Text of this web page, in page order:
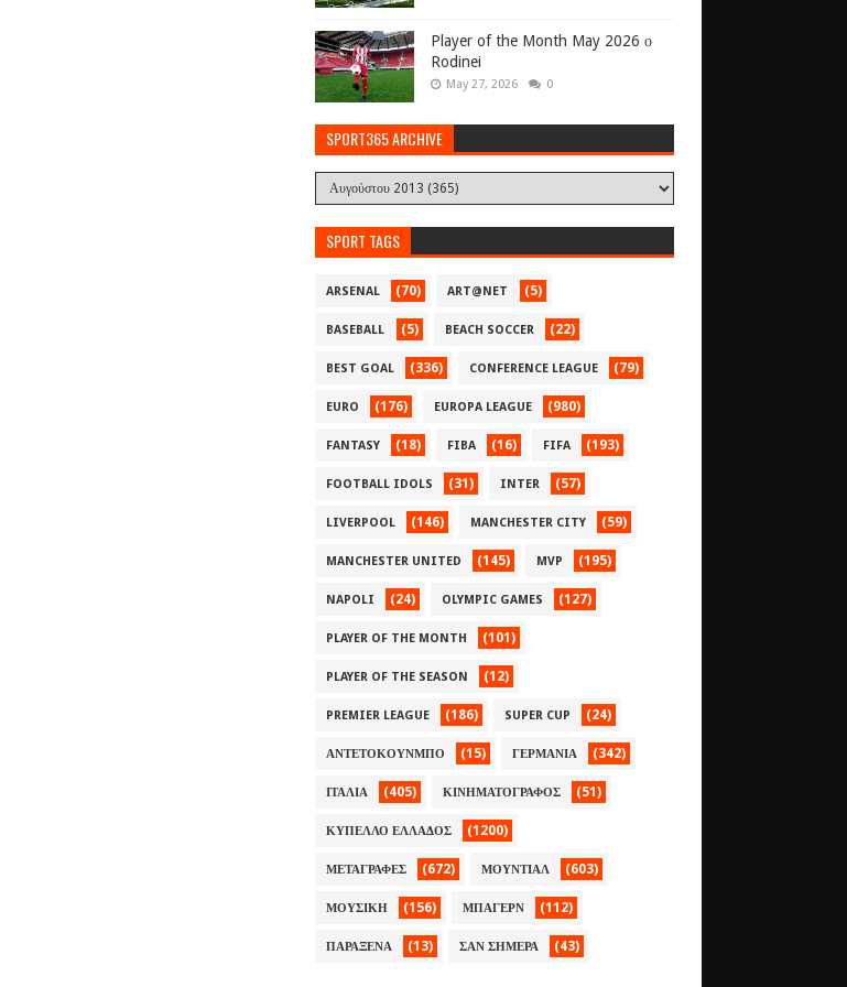
Player of the Month May 2026 ο
Rodinei
May 27, 2026 0
SPORT365 ARCHIVE
SPORT TAGS
ARSENAL (70) ART@NET (5)
BASEBALL (5) BEACH SOCCER (22)
BEST GOAL (336) CONFERENCE LEAGUE (79)
EURO (176) EUROPA LEAGUE (980)
FANTASY (18) FIBA (16) FIFA (193)
FOOTBALL IDOLS (31) INTER (57)
LIVERPOOL (146) MANCHESTER CITY (59)
MANCHESTER UNITED (145) MVP (195)
NAPOLI (24) OLYMPIC GAMES (127)
PLAYER OF THE MONTH (101)
PLAYER OF THE SEASON (12)
PREMIER LEAGUE (186) SUPER CUP (24)
ΑΝΤΕΤΟΚΟΥΝΜΠΟ (15) ΓΕΡΜΑΝΙΑ (342)
ΙΤΑΛΙΑ (405) ΚΙΝΗΜΑΤΟΓΡΑΦΟΣ (51)
ΚΥΠΕΛΛΟ ΕΛΛΑΔΟΣ (1200)
ΜΕΤΑΓΡΑΦΕΣ (672) ΜΟΥΝΤΙΑΛ (603)
ΜΟΥΣΙΚΗ (156) ΜΠΑΓΕΡΝ (112)
ΠΑΡΑΞΕΝΑ (13) ΣΑΝ ΣΗΜΕΡΑ (43)